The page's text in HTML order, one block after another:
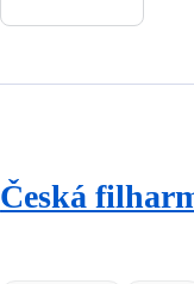
Česká